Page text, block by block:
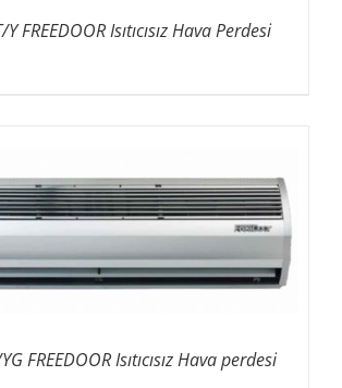
FREEDOOR Isıtıcısız Hava Perdesi
FREEDOOR Isıtıcısız Hava perdesi